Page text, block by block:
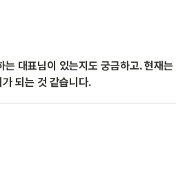
대표님이 있는지도 궁금하고. 현재
되는 것 같습니다.